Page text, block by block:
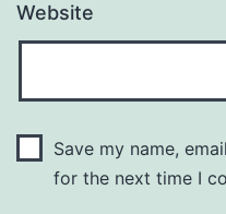
Website
Save my name,
for the next time I